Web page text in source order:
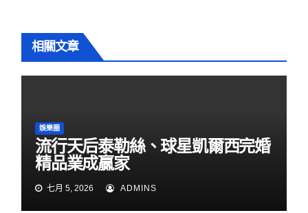
相關文章
娛樂圈
流行天后泰勒絲、球星凱爾西完婚
精品業成贏家
七月 5, 2026 ADMINS